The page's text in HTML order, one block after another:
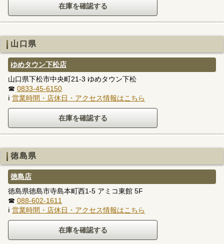
山口県
ゆめタウン下松店
山口県下松市中央町21-3 ゆめタウン下松
☎ 0833-45-6150
ℹ 営業時間・店休日・アクセス情報はこちら
徳島県
徳島店
徳島県徳島市寺島本町西1-5 アミコ東館 5F
☎ 088-602-1611
ℹ 営業時間・店休日・アクセス情報はこちら